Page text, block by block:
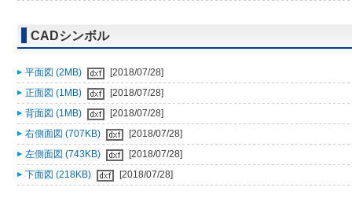
CADシンボル
平面図 (2MB)
[2018/07/28]
正面図 (1MB)
[2018/07/28]
背面図 (1MB)
[2018/07/28]
右側面図 (707KB)
[2018/07/28]
左側面図 (743KB)
[2018/07/28]
下面図 (218KB)
[2018/07/28]